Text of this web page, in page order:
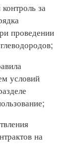
за
проведении
условий
на